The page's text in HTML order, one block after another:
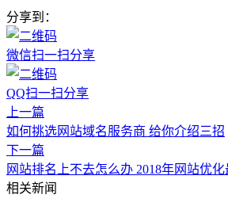
分享到：
微信扫一扫分享
QQ扫一扫分享
上一篇
如何挑选网站域名服务商 给你介绍三招
下一篇
网站排名上不去怎么办 2018年网站优
相关新闻